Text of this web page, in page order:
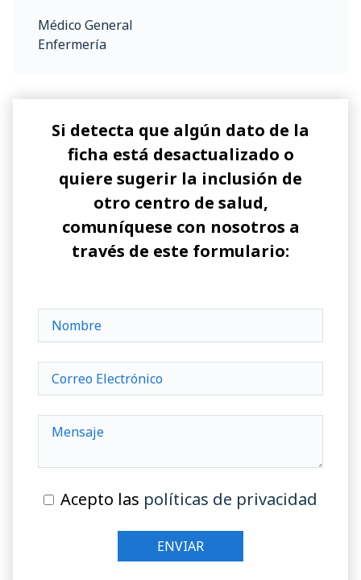
Médico General
Enfermería
Si detecta que algún dato de la
ficha está desactualizado o
quiere sugerir la inclusión de
otro centro de salud,
comuníquese con nosotros a
través de este formulario:
Acepto las políticas de privacidad